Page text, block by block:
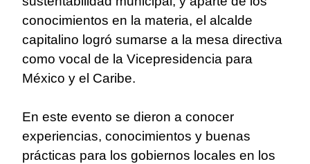
conocimientos en la materia, el alcalde
capitalino logró sumarse a la mesa directiva
como vocal de la Vicepresidencia para
México y el Caribe.
En este evento se dieron a conocer
experiencias, conocimientos y buenas
prácticas para los gobiernos locales en los